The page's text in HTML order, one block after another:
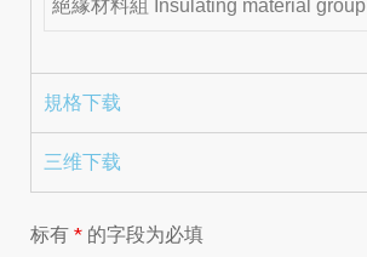
絕緣材料組 Insulating material group
規格下载
三维下载
标有 * 的字段为必填